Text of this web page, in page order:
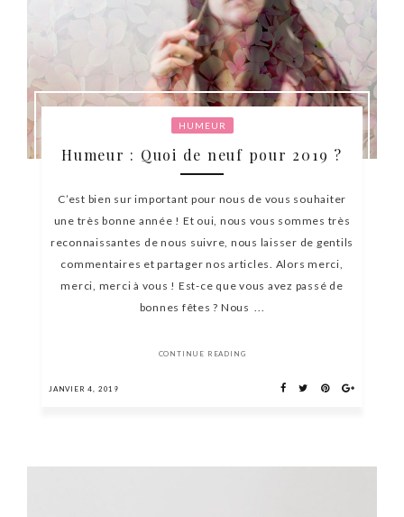
HUMEUR
Humeur : Quoi de neuf pour 2019 ?
C’est bien sur important pour nous de vous souhaiter
une très bonne année ! Et oui, nous vous sommes très
reconnaissantes de nous suivre, nous laisser de gentils
commentaires et partager nos articles. Alors merci,
merci, merci à vous ! Est-ce que vous avez passé de
bonnes fêtes ? Nous ...
CONTINUE READING
JANVIER 4, 2019